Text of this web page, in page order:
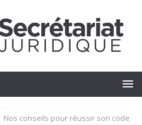
Nos conseils pour réussir son code